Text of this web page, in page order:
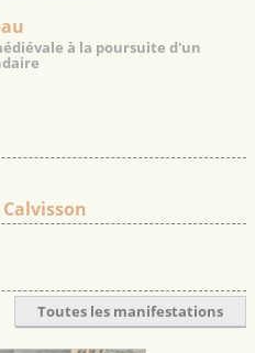
à la poursuite d'un
Toutes les manifestations